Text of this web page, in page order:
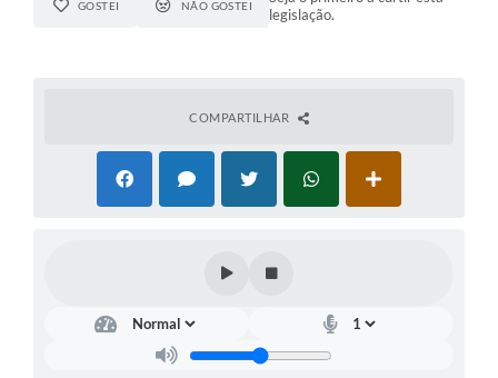
GOSTEI NÃO GOSTEI
legislação.
COMPARTILHAR